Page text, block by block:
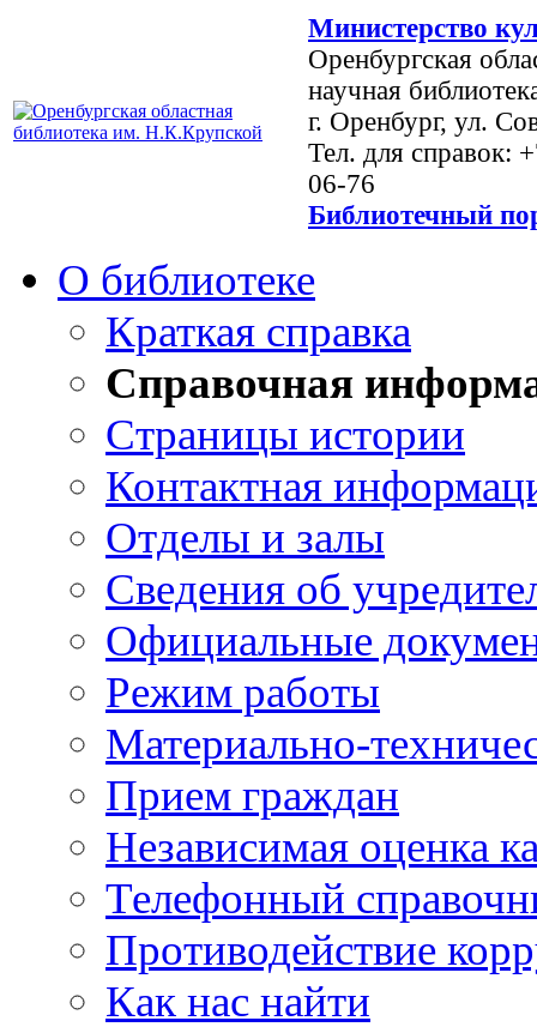
Министерство
Оренбургская
научная
г. Оренбург, ул.
Тел. для справок:
06-76
Библиотечный
О библиотеке
Краткая справка
Справочная
Страницы истории
Контактная
Отделы и залы
Сведения об
Официальные
Режим работы
Материально-
Прием граждан
Независимая оценка
Телефонный
Противодействие
Как нас найти